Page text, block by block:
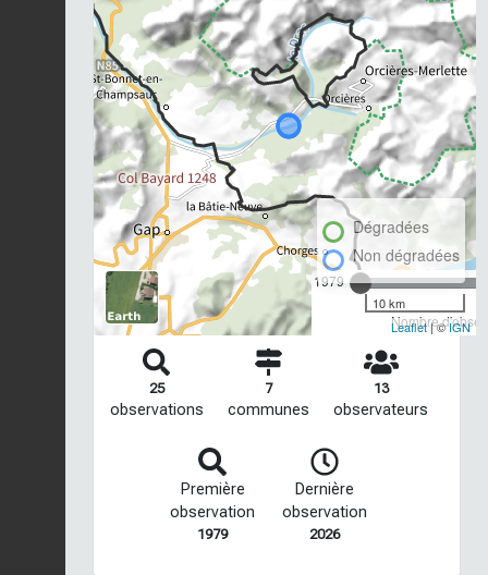
1979
Nombre
Dégradées
Non dégradées
10 km
Leaflet| ©IGN
25
observations
7
communes
13
observateurs
Première
observation
1979
Dernière
observation
2026